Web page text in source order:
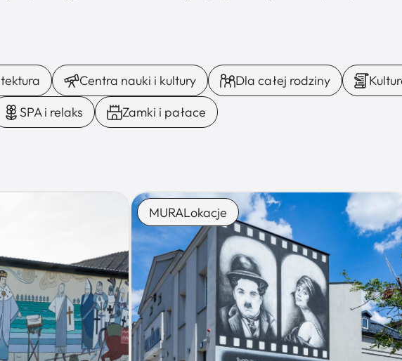
Centra nauki i kultury Dla całej rodziny
SPA i relaks Zamki i pałace
MURALokacje